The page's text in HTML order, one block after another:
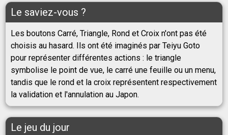
Le saviez-vous ?
Les boutons Carré, Triangle, Rond et Croix n'ont pas été
choisis au hasard. Ils ont été imaginés par Teiyu Goto
pour représenter différentes actions : le triangle
symbolise le point de vue, le carré une feuille ou un menu,
tandis que le rond et la croix représentent respectivement
la validation et l'annulation au Japon.
Le jeu du jour